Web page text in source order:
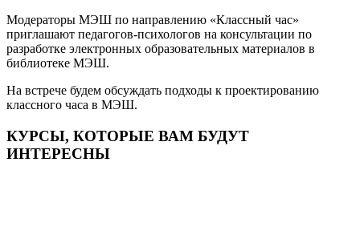
Модераторы МЭШ по направлению «Классный час»
приглашают педагогов-психологов на консультации по
разработке электронных образовательных материалов в
библиотеке МЭШ.
На встрече будем обсуждать подходы к проектированию
классного часа в МЭШ.
КУРСЫ, КОТОРЫЕ ВАМ БУДУТ
ИНТЕРЕСНЫ